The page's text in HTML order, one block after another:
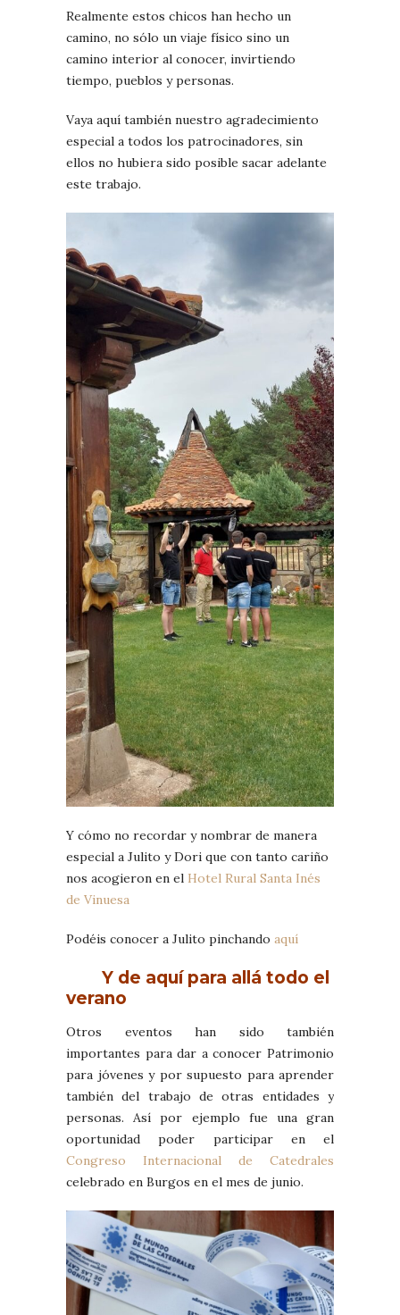
Realmente estos chicos han hecho un
camino, no sólo un viaje físico sino un
camino interior al conocer, invirtiendo
tiempo, pueblos y personas.
Vaya aquí también nuestro agradecimiento
especial a todos los patrocinadores, sin
ellos no hubiera sido posible sacar adelante
este trabajo.
Y cómo no recordar y nombrar de manera
especial a Julito y Dori que con tanto cariño
nos acogieron en el Hotel Rural Santa Inés
de Vinuesa
Podéis conocer a Julito pinchando aquí
Y de aquí para allá todo el
verano
Otros eventos han sido también
importantes para dar a conocer Patrimonio
para jóvenes y por supuesto para aprender
también del trabajo de otras entidades y
personas. Así por ejemplo fue una gran
oportunidad poder participar en el
Congreso Internacional de Catedrales
celebrado en Burgos en el mes de junio.